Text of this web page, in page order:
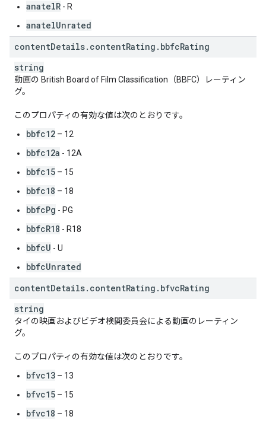
anatelR - R
anatelUnrated
contentDetails. contentRating . bbfcRating
string
動画の British Board of Film Classification（BBFC）レーティン
グ。
このプロパティの有効な値は次のとおりです。
bbfc12 – 12
bbfc12a - 12A
bbfc15 – 15
bbfc18 – 18
bbfcPg - PG
bbfcR18 - R18
bbfcU - U
bbfcUnrated
contentDetails. contentRating . bfvcRating
string
タイの映画およびビデオ検閲委員会による動画のレーティン
グ。
このプロパティの有効な値は次のとおりです。
bfvc13 – 13
bfvc15 – 15
bfvc18 – 18